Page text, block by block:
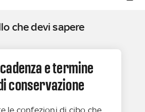
che devi sapere
e termine
conservazione
le confezioni di cibo che